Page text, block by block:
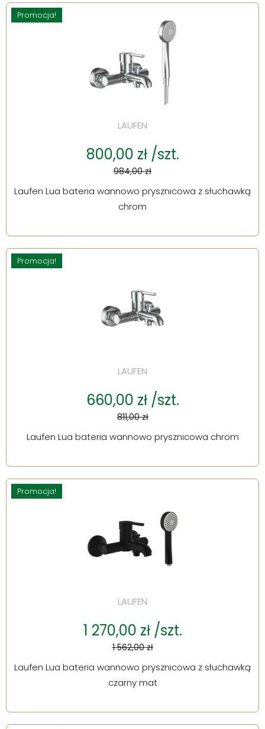
Promocja!
LAUFEN
800,00 zł /szt.
984,00 zł
Laufen Lua bateria wannowo prysznicowa z słuchawką
chrom
Promocja!
LAUFEN
660,00 zł /szt.
811,00 zł
Laufen Lua bateria wannowo prysznicowa chrom
Promocja!
LAUFEN
1 270,00 zł /szt.
1 562,00 zł
Laufen Lua bateria wannowo prysznicowa z słuchawką
czarny mat